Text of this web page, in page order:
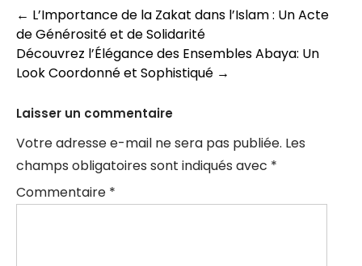
Navigation
des
articles
← L’Importance de la Zakat dans l’Islam : Un Acte
de Générosité et de Solidarité
Découvrez l’Élégance des Ensembles Abaya: Un
Look Coordonné et Sophistiqué →
Laisser un commentaire
Votre adresse e-mail ne sera pas publiée. Les
champs obligatoires sont indiqués avec *
Commentaire *